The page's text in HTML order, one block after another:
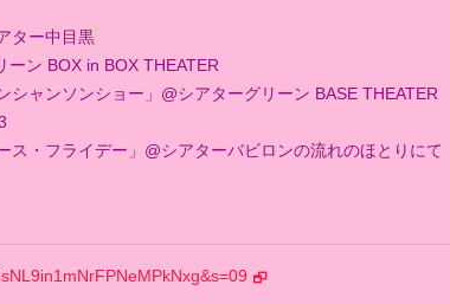
ター中目黒
ーン BOX in BOX THEATER
シャンソンショー」@シアターグリーン BASE THEATER
ス・フライデー」@シアターバビロンの流れのほとりにて